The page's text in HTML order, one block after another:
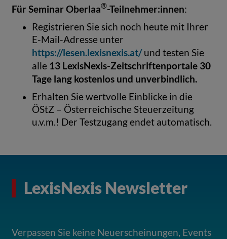
Für Seminar Oberlaa®-Teilnehmer:innen:
Registrieren Sie sich noch heute mit Ihrer
E-Mail-Adresse unter
https://lesen.lexisnexis.at/ und testen Sie
alle 13 LexisNexis-Zeitschriftenportale 30
Tage lang kostenlos und unverbindlich.
Erhalten Sie wertvolle Einblicke in die
ÖStZ – Österreichische Steuerzeitung
u.v.m.! Der Testzugang endet automatisch.
LexisNexis Newsletter
Verpassen Sie keine Neuerscheinungen, Events